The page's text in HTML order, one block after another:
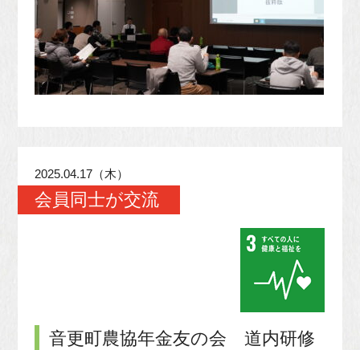
2025.04.17（木）
会員同士が交流
音更町農協年金友の会 道内研修